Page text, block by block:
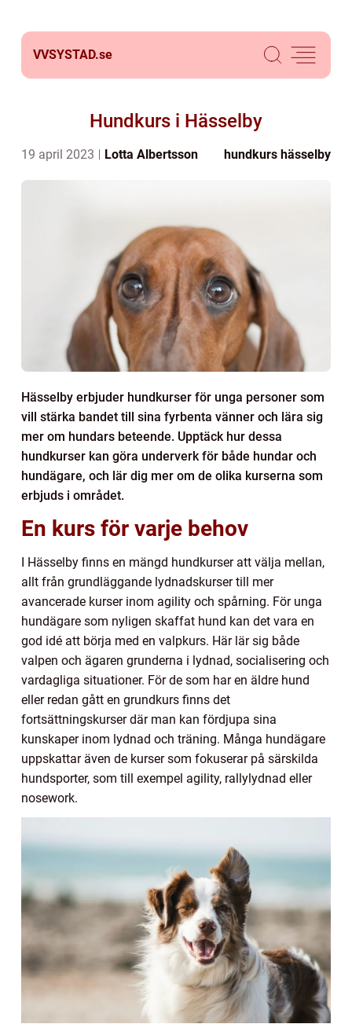
VVSYSTAD.se
Hundkurs i Hässelby
19 april 2023 Lotta Albertsson hundkurs hässelby
Hässelby erbjuder hundkurser för unga personer som
vill stärka bandet till sina fyrbenta vänner och lära sig
mer om hundars beteende. Upptäck hur dessa
hundkurser kan göra underverk för både hundar och
hundägare, och lär dig mer om de olika kurserna som
erbjuds i området.
En kurs för varje behov
I Hässelby finns en mängd hundkurser att välja mellan,
allt från grundläggande lydnadskurser till mer
avancerade kurser inom agility och spårning. För unga
hundägare som nyligen skaffat hund kan det vara en
god idé att börja med en valpkurs. Här lär sig både
valpen och ägaren grunderna i lydnad, socialisering och
vardagliga situationer. För de som har en äldre hund
eller redan gått en grundkurs finns det
fortsättningskurser där man kan fördjupa sina
kunskaper inom lydnad och träning. Många hundägare
uppskattar även de kurser som fokuserar på särskilda
hundsporter, som till exempel agility, rallylydnad eller
nosework.